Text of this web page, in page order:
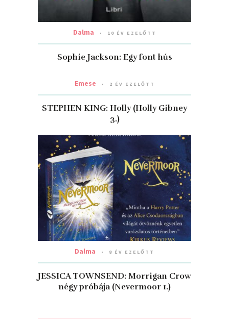
Dalma 10 ÉV EZELŐTT
Sophie Jackson: Egy font hús
Emese 2 ÉV EZELŐTT
STEPHEN KING: Holly (Holly Gibney
3.)
Dalma 8 ÉV EZELŐTT
JESSICA TOWNSEND: Morrigan ​Crow
négy próbája (Nevermoor 1.)